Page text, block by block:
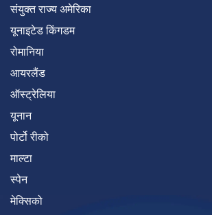
संयुक्त राज्य अमेरिका
यूनाइटेड किंगडम
रोमानिया
आयरलैंड
ऑस्ट्रेलिया
यूनान
पोर्टो रीको
माल्टा
स्पेन
मेक्सिको